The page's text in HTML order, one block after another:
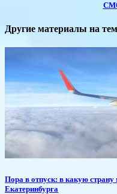
Другие материалы на
​Пора в отпуск: в какую
Екатеринбурга